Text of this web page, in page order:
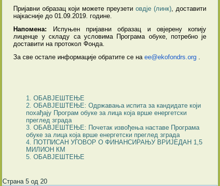
Пријавни образац који можете преузетиовдје (линк), доставити
најкасније до 01.09.2019. године.
Напомена: Испуњен пријавни образац и овјерену копију
лиценце у складу са условима Програма обуке, потребно је
доставити на протокол Фонда.
За све остале информације обратите се наee@ekofondrs.org .
ОБАВЈЕШТЕЊЕ
ОБАВЈЕШТЕЊЕ: Oдржавања испита за кандидате који
похађају Програм обуке за лица која врше енергетски
преглед зграда
ОБАВЈЕШТЕЊЕ: Почетак извођења наставе Програма
обуке за лица која врше енергетски преглед зграда
ПОТПИСАН УГОВОР О ФИНАНСИРАЊУ ВРИЈЕДАН 1,5
МИЛИОН КМ
ОБАВЈЕШТЕЊЕ
Страна 5 од 20